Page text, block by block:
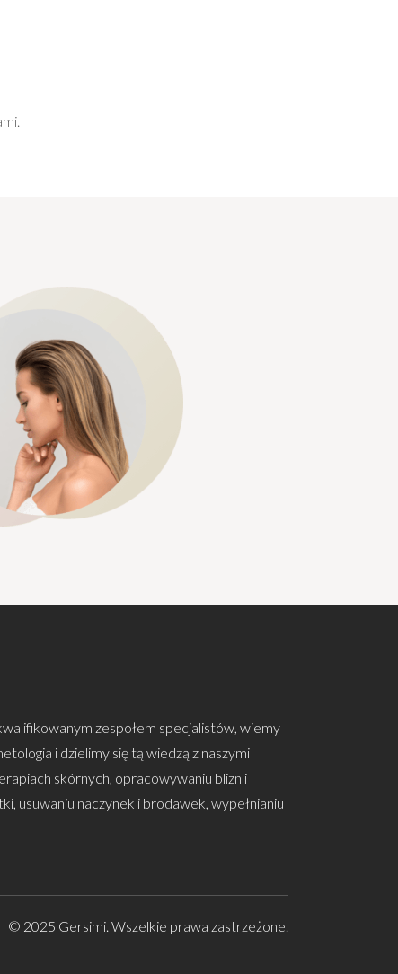
.
zespołem specjalistów, wiemy
i dzielimy się tą wiedzą z naszymi
skórnych, opracowywaniu blizn i
usuwaniu naczynek i brodawek, wypełnianiu
© 2025 Gersimi. Wszelkie prawa zastrzeżone.